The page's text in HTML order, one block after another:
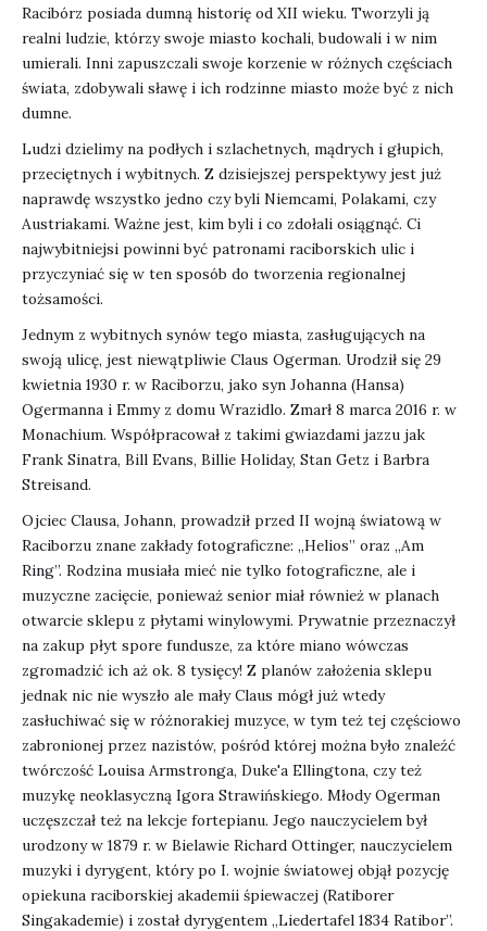
Racibórz posiada dumną historię od XII wieku. Tworzyli ją
realni ludzie, którzy swoje miasto kochali, budowali i w nim
umierali. Inni zapuszczali swoje korzenie w różnych częściach
świata, zdobywali sławę i ich rodzinne miasto może być z nich
dumne.
Ludzi dzielimy na podłych i szlachetnych, mądrych i głupich,
przeciętnych i wybitnych. Z dzisiejszej perspektywy jest już
naprawdę wszystko jedno czy byli Niemcami, Polakami, czy
Austriakami. Ważne jest, kim byli i co zdołali osiągnąć. Ci
najwybitniejsi powinni być patronami raciborskich ulic i
przyczyniać się w ten sposób do tworzenia regionalnej
tożsamości.
Jednym z wybitnych synów tego miasta, zasługujących na
swoją ulicę, jest niewątpliwie Claus Ogerman. Urodził się 29
kwietnia 1930 r. w Raciborzu, jako syn Johanna (Hansa)
Ogermanna i Emmy z domu Wrazidlo. Zmarł 8 marca 2016 r. w
Monachium. Współpracował z takimi gwiazdami jazzu jak
Frank Sinatra, Bill Evans, Billie Holiday, Stan Getz i Barbra
Streisand.
Ojciec Clausa, Johann, prowadził przed II wojną światową w
Raciborzu znane zakłady fotograficzne: „Helios” oraz „Am
Ring”. Rodzina musiała mieć nie tylko fotograficzne, ale i
muzyczne zacięcie, ponieważ senior miał również w planach
otwarcie sklepu z płytami winylowymi. Prywatnie przeznaczył
na zakup płyt spore fundusze, za które miano wówczas
zgromadzić ich aż ok. 8 tysięcy! Z planów założenia sklepu
jednak nic nie wyszło ale mały Claus mógł już wtedy
zasłuchiwać się w różnorakiej muzyce, w tym też tej częściowo
zabronionej przez nazistów, pośród której można było znaleźć
twórczość Louisa Armstronga, Duke'a Ellingtona, czy też
muzykę neoklasyczną Igora Strawińskiego. Młody Ogerman
uczęszczał też na lekcje fortepianu. Jego nauczycielem był
urodzony w 1879 r. w Bielawie Richard Ottinger, nauczycielem
muzyki i dyrygent, który po I. wojnie światowej objął pozycję
opiekuna raciborskiej akademii śpiewaczej (Ratiborer
Singakademie) i został dyrygentem „Liedertafel 1834 Ratibor”.